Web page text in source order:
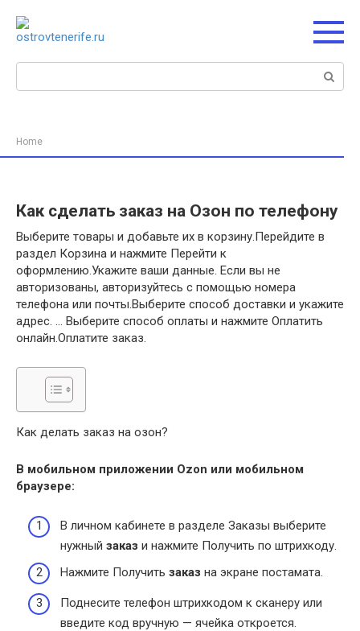
контенту
Поиск:
Home
Как сделать заказ на Озон по телефону
Выберите товары и добавьте их в корзину.Перейдите в
раздел Корзина и нажмите Перейти к
оформлению.Укажите ваши данные. Если вы не
авторизованы, авторизуйтесь с помощью номера
телефона или почты.Выберите способ доставки и укажите
адрес. … Выберите способ оплаты и нажмите Оплатить
онлайн.Оплатите заказ.
Как делать заказ на озон?
В мобильном приложении Ozon или мобильном
браузере:
В личном кабинете в разделе Заказы выберите
нужный заказ и нажмите Получить по штрихкоду.
Нажмите Получить заказ на экране постамата.
Поднесите телефон штрихкодом к сканеру или
введите код вручную — ячейка откроется.